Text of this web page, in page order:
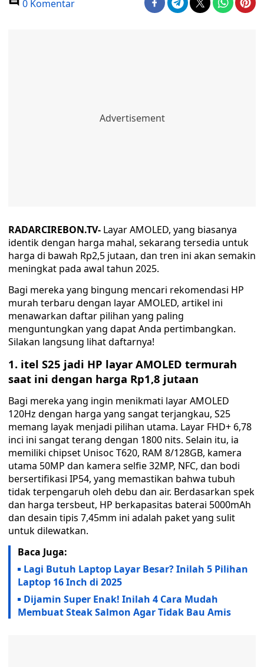
0 Komentar
RADARCIREBON.TV- Layar AMOLED, yang biasanya
identik dengan harga mahal, sekarang tersedia untuk
harga di bawah Rp2,5 jutaan, dan tren ini akan semakin
meningkat pada awal tahun 2025.
Bagi mereka yang bingung mencari rekomendasi HP
murah terbaru dengan layar AMOLED, artikel ini
menawarkan daftar pilihan yang paling
menguntungkan yang dapat Anda pertimbangkan.
Silakan langsung lihat daftarnya!
1. itel S25 jadi HP layar AMOLED termurah
saat ini dengan harga Rp1,8 jutaan
Bagi mereka yang ingin menikmati layar AMOLED
120Hz dengan harga yang sangat terjangkau, S25
memang layak menjadi pilihan utama. Layar FHD+ 6,78
inci ini sangat terang dengan 1800 nits. Selain itu, ia
memiliki chipset Unisoc T620, RAM 8/128GB, kamera
utama 50MP dan kamera selfie 32MP, NFC, dan bodi
bersertifikasi IP54, yang memastikan bahwa tubuh
tidak terpengaruh oleh debu dan air. Berdasarkan spek
dan harga tersbeut, HP berkapasitas baterai 5000mAh
dan desain tipis 7,45mm ini adalah paket yang sulit
untuk dilewatkan.
Baca Juga:
Lagi Butuh Laptop Layar Besar? Inilah 5 Pilihan
Laptop 16 Inch di 2025
Dijamin Super Enak! Inilah 4 Cara Mudah
Membuat Steak Salmon Agar Tidak Bau Amis